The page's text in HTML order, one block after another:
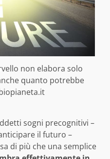
non elabora solo
quanto potrebbe
sogni precognitivi –
il futuro –
di più che una semplice